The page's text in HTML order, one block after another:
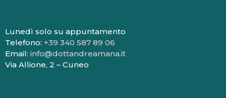
Lunedì solo su appuntamento
Telefono: +39 340 587 89 06
Email: info@dottandreamana.it
Via Allione, 2 – Cuneo